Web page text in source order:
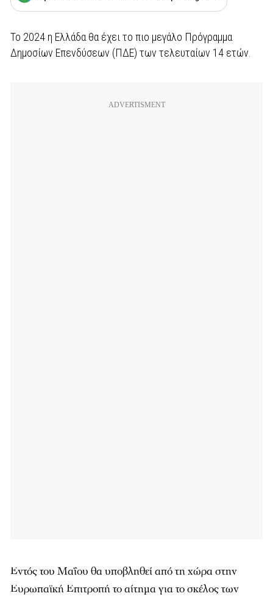
Το 2024 η Ελλάδα θα έχει το πιο μεγάλο Πρόγραμμα
Δημοσίων Επενδύσεων (ΠΔΕ) των τελευταίων 14 ετών.
Εντός του Μαΐου θα υποβληθεί από τη χώρα στην
Ευρωπαϊκή Επιτροπή το αίτημα για το σκέλος των